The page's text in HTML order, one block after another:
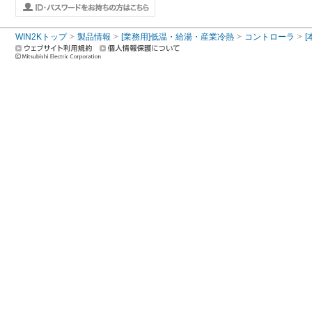
WIN2Kトップ 製品情報 [業務用]低温・給湯・産業冷熱 コントローラ [